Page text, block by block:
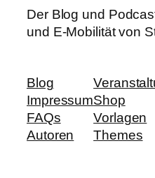
Der Blog und
und E-Mobilität von
Blog
Impressum
FAQs
Autoren
Shop
Vorlagen
Themes